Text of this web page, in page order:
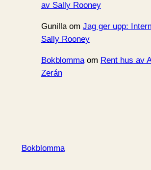
av Sally Rooney
Gunillaom Jag ger upp:
Sally Rooney
Bokblommaom Rent hus av
Zerán
Bokblomma